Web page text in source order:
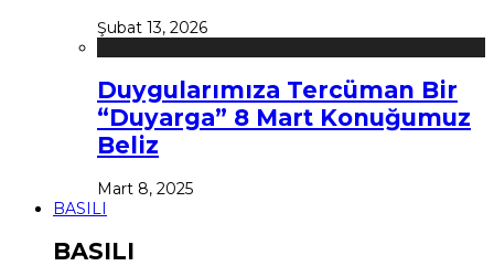
Şubat 13, 2026
Duygularımıza Tercüman Bir
“Duyarga” 8 Mart Konuğumuz
Beliz
Mart 8, 2025
BASILI
BASILI